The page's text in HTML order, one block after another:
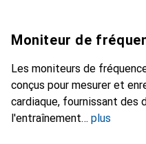
Moniteur de
Les moniteurs de
conçus pour mesurer et
cardiaque, fournissant des
l'entraînement
plus